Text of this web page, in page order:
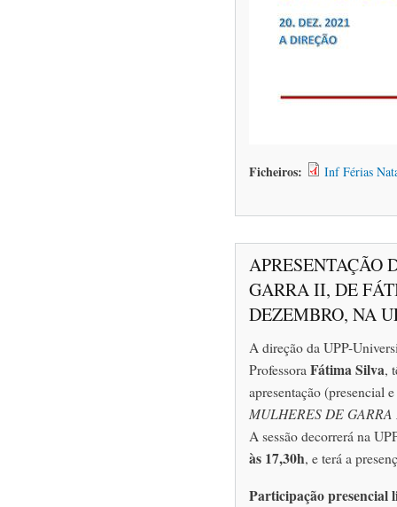
Ficheiros: Inf Férias
APRESENTAÇÃO
GARRA II, DE
DEZEMBRO, NA
A direção da UPP-
ProfessoraFátima Silva,
apresentação (presencial
MULHERES DE
A sessão decorrerá na
às 17,30h, e terá a
Participação presencial